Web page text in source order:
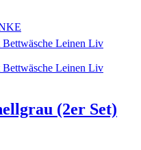
(2er Set)